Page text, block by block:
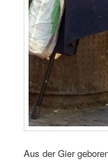
Aus der Gier